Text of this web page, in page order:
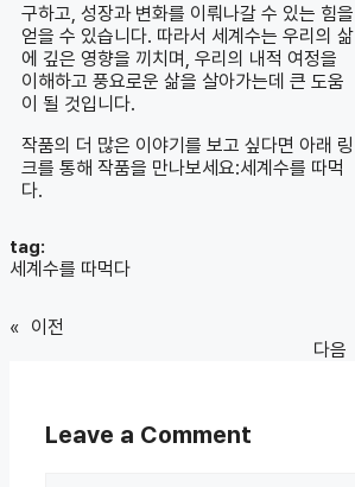
구하고, 성장과 변화를 이뤄나갈 수 있는 힘을
얻을 수 있습니다. 따라서 세계수는 우리의 삶
에 깊은 영향을 끼치며, 우리의 내적 여정을
이해하고 풍요로운 삶을 살아가는데 큰 도움
이 될 것입니다.
작품의 더 많은 이야기를 보고 싶다면 아래 링
크를 통해 작품을 만나보세요:세계수를 따먹
다.
tag:
세계수를 따먹다
« 이전
다음
Leave a Comment